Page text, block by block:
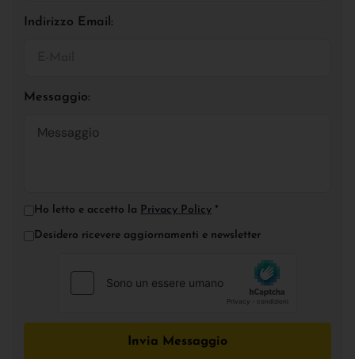
Indirizzo Email:
Messaggio:
Ho letto e accetto la Privacy Policy *
Desidero ricevere aggiornamenti e newsletter
Invia Messaggio